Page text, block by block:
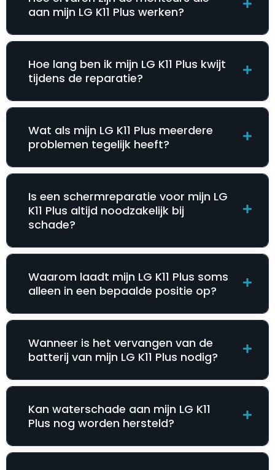
aan mijn LG K11 Plus werken?
Hoe lang ben ik mijn LG K11 Plus kwijt
tijdens de reparatie?
Wat als mijn LG K11 Plus meerdere
problemen tegelijk heeft?
Is een schermreparatie voor mijn LG
K11 Plus altijd noodzakelijk bij
schade?
Waarom laadt mijn LG K11 Plus soms
alleen in een bepaalde positie op?
Wanneer is het vervangen van de
batterij van mijn LG K11 Plus nodig?
Kan waterschade aan mijn LG K11
Plus nog worden hersteld?